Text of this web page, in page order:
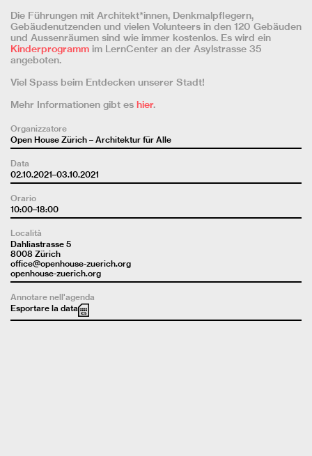
Die Führungen mit Architekt*innen, Denkmalpflegern,
Gebäudenutzenden und vielen Volunteers in den 120 Gebäuden
und Aussenräumen sind wie immer kostenlos. Es wird ein
Kinderprogramm im LernCenter an der Asylstrasse 35
angeboten.
Viel Spass beim Entdecken unserer Stadt!
Mehr Informationen gibt es hier.
Organizzatore
Open House Zürich – Architektur für Alle
Data
02.10.2021–03.10.2021
Orario
10:00–18:00
Località
Dahliastrasse 5
8008 Zürich
office@openhouse-zuerich.org
openhouse-zuerich.org
Annotare nell'agenda
Esportare la data